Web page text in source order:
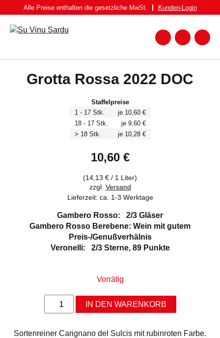
Inhalt
springen
WEISSWEIN
SPUMANTE UND FRIZZANTE
ALLERLEI
Zum
Alle Preise enthalten die gesetzliche MwSt. Kunden-Login
Grotta Rossa 2022 DOC
Staffelpreise
1 - 17 Stk.
je 10,60 €
18 - 17 Stk.
je 9,60 €
> 18 Stk.
je 10,28 €
10,60 €
(14,13 € / 1 Liter)
zzgl. Versand
Lieferzeit: ca. 1-3 Werktage
Gambero Rosso: 2/3 Gläser
Gambero Rosso Berebene: Wein mit gutem
Preis-/Genußverhälnis
Veronelli: 2/3 Sterne, 89 Punkte
Vorrätig
Grotta
DOC
IN DEN WARENKORB
Sortenreiner Carignano del Sulcis mit rubinroten Farbe.